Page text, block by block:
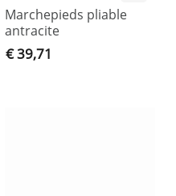
Marchepieds pliable
antracite
€ 39,71